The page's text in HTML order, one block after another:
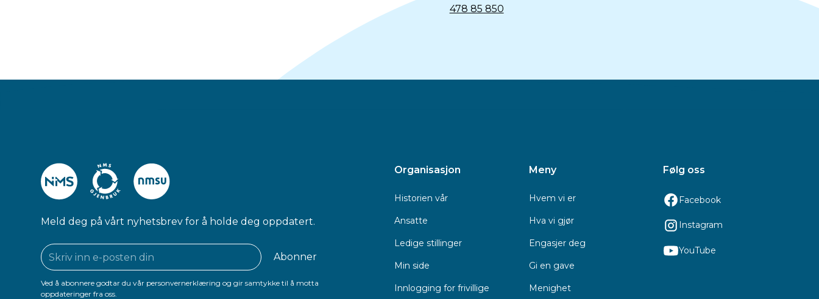
478 85 850
Meld deg på vårt nyhetsbrev for å holde deg oppdatert.
Ved å abonnere godtar du vår personvernerklæring og gir samtykke til å motta
oppdateringer fra oss.
Organisasjon
Historien vår
Ansatte
Ledige stillinger
Min side
Innlogging for frivillige
Meny
Hvem vi er
Hva vi gjør
Engasjer deg
Gi en gave
Menighet
Følg oss
Facebook
Instagram
YouTube